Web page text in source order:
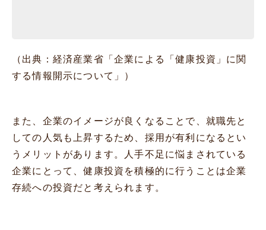
（出典：経済産業省「 企業による「健康投資」に関
する情報開示について 」）
また、企業のイメージが良くなることで、就職先と
しての人気も上昇するため、採用が有利になるとい
うメリットがあります。人手不足に悩まされている
企業にとって、健康投資を積極的に行うことは企業
存続への投資だと考えられます。